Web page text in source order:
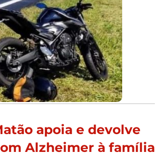
apoia e devolve
Alzheimer à família